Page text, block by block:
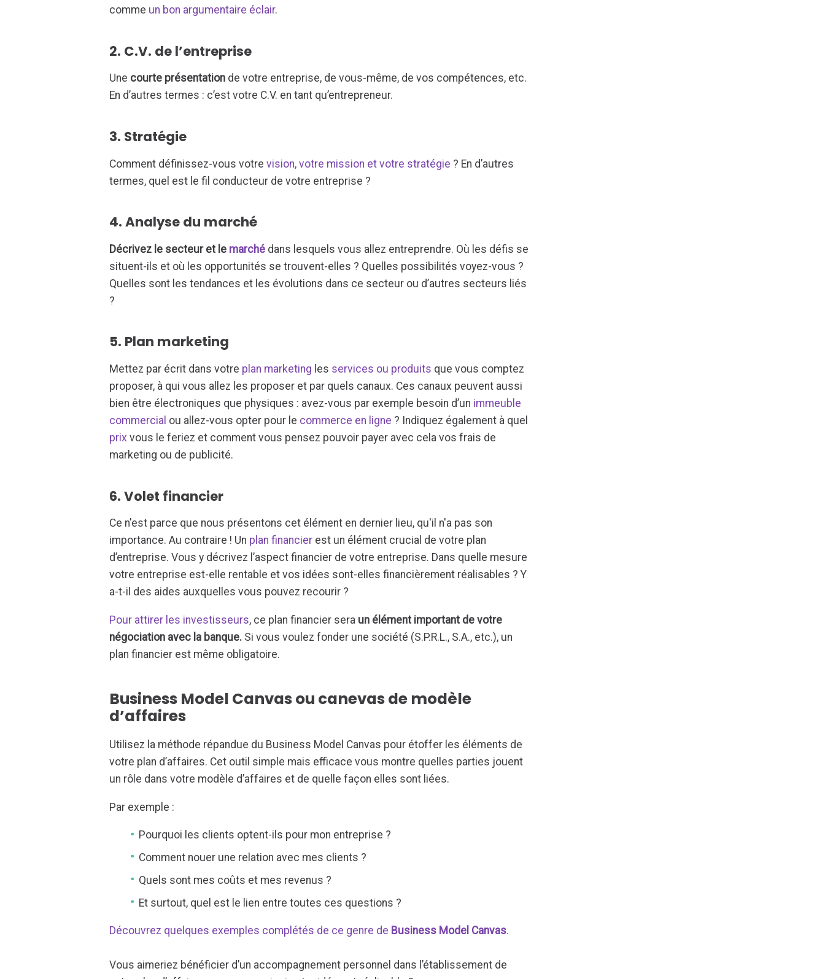
comme un bon argumentaire éclair.
2. C.V. de l’entreprise
Une courte présentation de votre entreprise, de vous-même, de vos compétences, etc.
En d’autres termes : c’est votre C.V. en tant qu’entrepreneur.
3. Stratégie
Comment définissez-vous votre vision, votre mission et votre stratégie ? En d’autres
termes, quel est le fil conducteur de votre entreprise ?
4. Analyse du marché
Décrivez le secteur et le marché dans lesquels vous allez entreprendre. Où les défis se
situent-ils et où les opportunités se trouvent-elles ? Quelles possibilités voyez-vous ?
Quelles sont les tendances et les évolutions dans ce secteur ou d’autres secteurs liés
?
5. Plan marketing
Mettez par écrit dans votre plan marketing les services ou produits que vous comptez
proposer, à qui vous allez les proposer et par quels canaux. Ces canaux peuvent aussi
bien être électroniques que physiques : avez-vous par exemple besoin d’un immeuble
commercial ou allez-vous opter pour le commerce en ligne ? Indiquez également à quel
prix vous le feriez et comment vous pensez pouvoir payer avec cela vos frais de
marketing ou de publicité.
6. Volet financier
Ce n'est parce que nous présentons cet élément en dernier lieu, qu'il n'a pas son
importance. Au contraire ! Un plan financier est un élément crucial de votre plan
d’entreprise. Vous y décrivez l’aspect financier de votre entreprise. Dans quelle mesure
votre entreprise est-elle rentable et vos idées sont-elles financièrement réalisables ? Y
a-t-il des aides auxquelles vous pouvez recourir ?
Pour attirer les investisseurs, ce plan financier sera un élément important de votre
négociation avec la banque. Si vous voulez fonder une société (S.P.R.L., S.A., etc.), un
plan financier est même obligatoire.
Business Model Canvas ou canevas de modèle
d’affaires
Utilisez la méthode répandue du Business Model Canvas pour étoffer les éléments de
votre plan d’affaires. Cet outil simple mais efficace vous montre quelles parties jouent
un rôle dans votre modèle d’affaires et de quelle façon elles sont liées.
Par exemple :
Pourquoi les clients optent-ils pour mon entreprise ?
Comment nouer une relation avec mes clients ?
Quels sont mes coûts et mes revenus ?
Et surtout, quel est le lien entre toutes ces questions ?
Découvrez quelques exemples complétés de ce genre de Business Model Canvas.
Vous aimeriez bénéficier d’un accompagnement personnel dans l’établissement de